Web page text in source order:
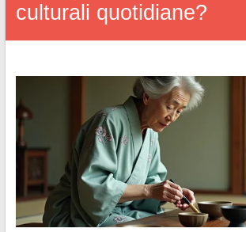
culturali quotidiane?